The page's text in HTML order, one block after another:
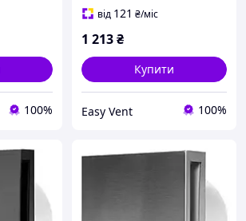
100%
від 121 ₴/міс
1 213₴
Купити
Easy Vent 100%